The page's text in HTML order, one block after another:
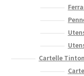
Cartelle